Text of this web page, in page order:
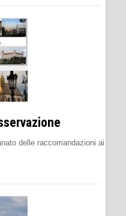
delle raccomandazioni ai